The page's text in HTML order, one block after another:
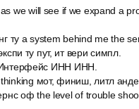
we will see if we expand a
ту a system behind me the
ту пут, ит вери симпл.
ИНН ИНН.
мот, финиш, литл
оф the level of trouble